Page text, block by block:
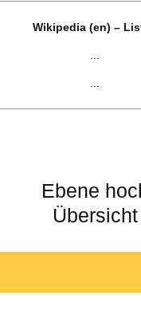
Wikipedia (en) –
Ebene
Übersicht